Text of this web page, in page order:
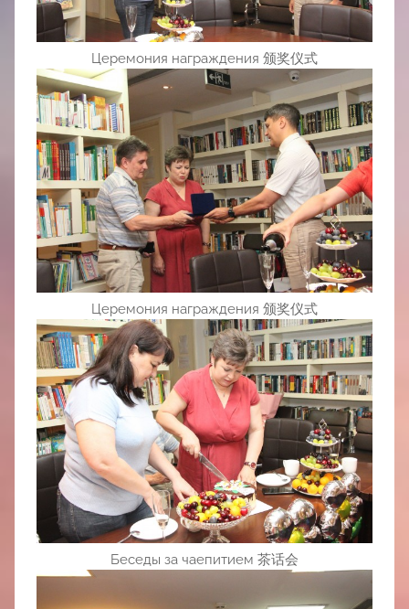
Церемония награждения 颁奖仪式
Церемония награждения 颁奖仪式
Беседы за чаепитием 茶话会